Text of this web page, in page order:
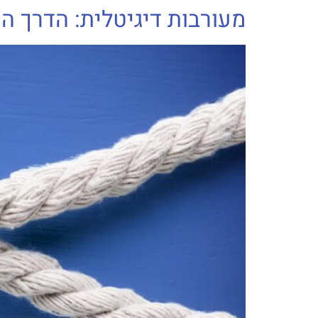
מעורבות דיגיטלית: הדרך